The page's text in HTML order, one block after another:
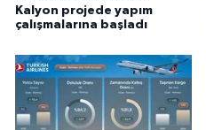
Kalyon projede yapım
çalışmalarına başladı